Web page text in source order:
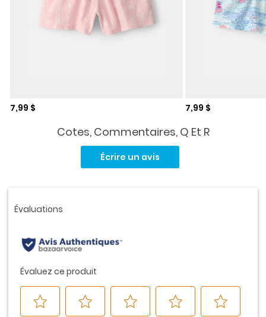
Prix de solde
7,99 $ Prix de solde
7,99 $
Cotes, Commentaires, Q Et R
la
Écrire un avis